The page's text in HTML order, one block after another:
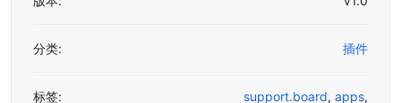
分类: 插件
标签: support.board, apps,